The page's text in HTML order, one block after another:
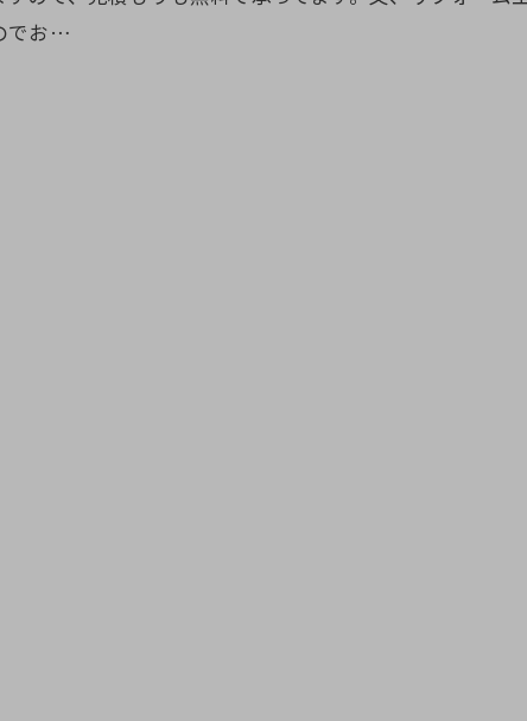
でお…